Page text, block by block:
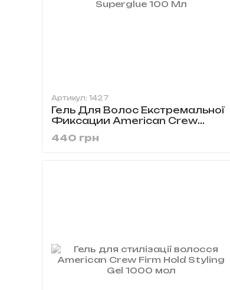
Артикул: 1427
Гель Для Волос Екстремальної
Фиксации American Crew
440 грн